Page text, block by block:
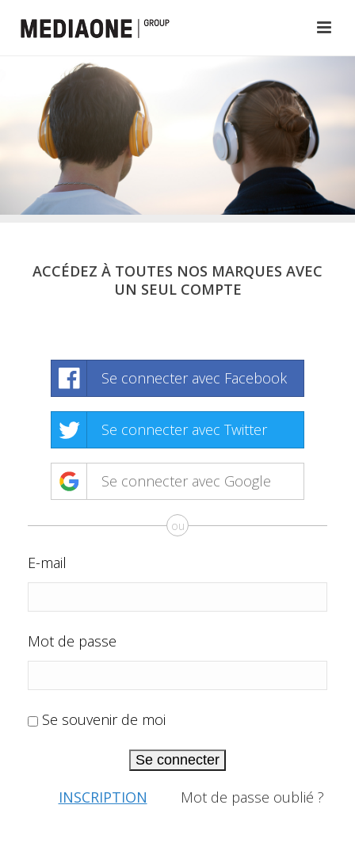
ACCÉDEZ À TOUTES NOS MARQUES AVEC
UN SEUL COMPTE
Se connecter avec Facebook
Se connecter avec Twitter
Se connecter avec Google
ou
E-mail
Mot de passe
Se souvenir de moi
Se connecter
INSCRIPTION Mot de passe oublié ?